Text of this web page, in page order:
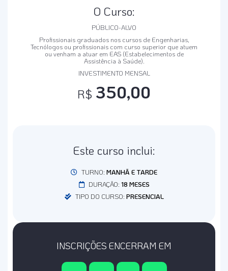
O Curso:
PÚBLICO-ALVO
Profissionais graduados nos cursos de Engenharias,
Tecnólogos ou profissionais com curso superior que atuem
ou venham a atuar em EAS (Estabelecimentos de
Assistência à Saúde).
INVESTIMENTO MENSAL
R$ 350,00
Este curso inclui:
TURNO: MANHÃ E TARDE
DURAÇÃO: 18 MESES
TIPO DO CURSO: PRESENCIAL
INSCRIÇÕES ENCERRAM EM